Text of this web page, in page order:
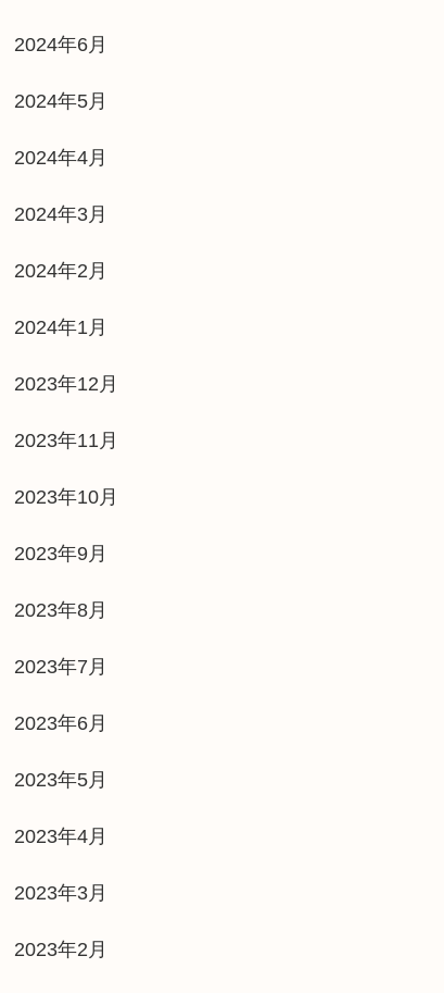
2024年6月
2024年5月
2024年4月
2024年3月
2024年2月
2024年1月
2023年12月
2023年11月
2023年10月
2023年9月
2023年8月
2023年7月
2023年6月
2023年5月
2023年4月
2023年3月
2023年2月